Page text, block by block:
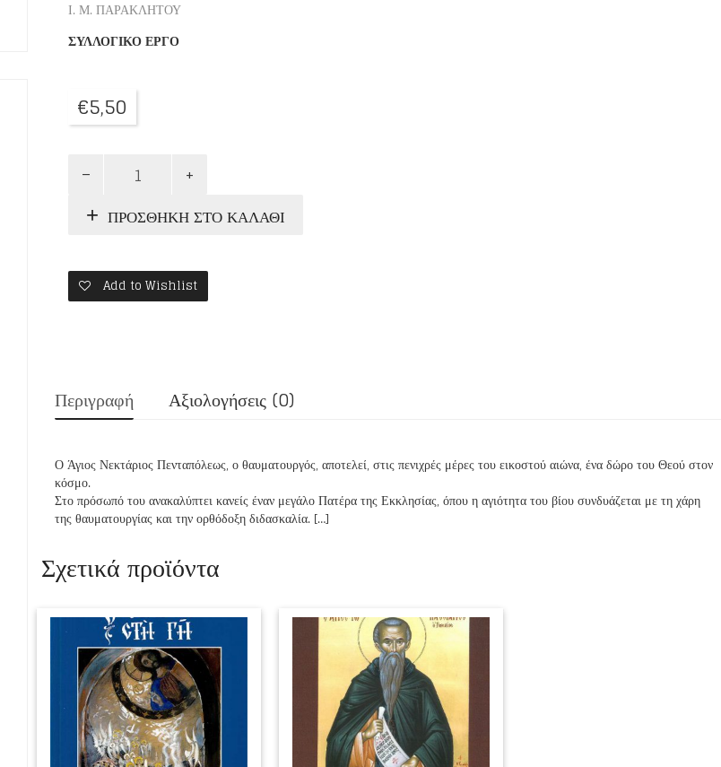
Ι. Μ. ΠΑΡΑΚΛΗΤΟΥ
ΣΥΛΛΟΓΙΚΟ ΕΡΓΟ
€5,50
ΦΩΝΗ
ΠΑΤΕΡΩΝ
ποσότητα
ΠΡΟΣΘΉΚΗ ΣΤΟ ΚΑΛΆΘΙ
Add to Wishlist
Περιγραφή Αξιολογήσεις (0)
Ο Άγιος Νεκτάριος Πενταπόλεως, ο θαυματουργός, αποτελεί, στις πενιχρές μέρες του εικοστού αιώνα, ένα δώρο του Θεού στον
κόσμο.
Στο πρόσωπό του ανακαλύπτει κανείς έναν μεγάλο Πατέρα της Εκκλησίας, όπου η αγιότητα του βίου συνδυάζεται με τη χάρη
της θαυματουργίας και την ορθόδοξη διδασκαλία. […]
Σχετικά προϊόντα